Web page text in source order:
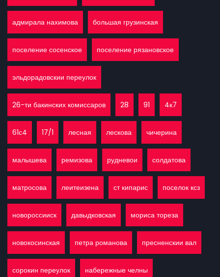
адмирала нахимова большая грузинская
поселение сосенское поселение рязановское
эльдорадовскии переулок
26-ти бакинских комиссаров 28 91 4к7
61с4 17/1 лесная лескова чичерина
малышева ремизова рудневои солдатова
матросова леитеизена ст кипарис поселок ксз
новороссииск давыдковская мориса тореза
новокосинская петра романова пресненскии вал
сорокин переулок набережные челны